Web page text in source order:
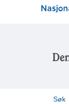
Søk